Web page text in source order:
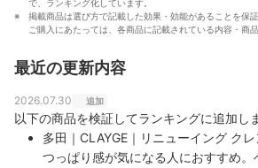
で、ランキング化しています。
掲載商品は選び方で記載した効果・効能があることを保
ご購入にあたっては、各商品に記載されている内容・商
最近の更新内容
2026.07.30 追加
以下の商品を検証してランキングに追加し
多田｜CLAYGE｜リニューイング ク
つっぱり感が気になる人におすすめ